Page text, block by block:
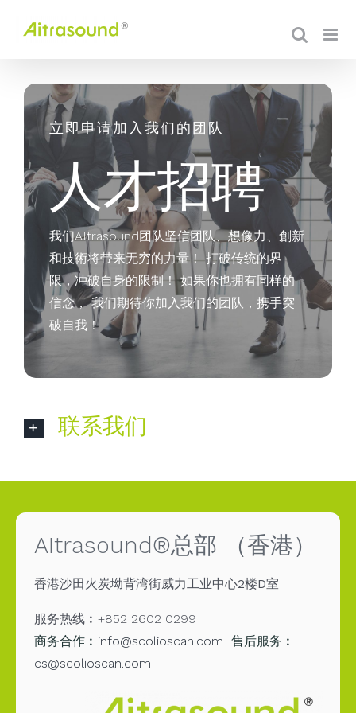
立即申请加入我们的团队
人才招聘
我们AItrasound团队坚信团队、想像力、創新
和技術将带来无穷的力量！打破传统的界
限，冲破自身的限制！ 如果你也拥有同样的
信念， 我们期待你加入我们的团队，携手突
破自我！
联系我们
AItrasound®总部 （香港）
香港沙田火炭坳背湾街威力工业中心2楼D室
服务热线︰+852 2602 0299
商务合作︰ info@scolioscan.com 售后服务︰
cs@scolioscan.com